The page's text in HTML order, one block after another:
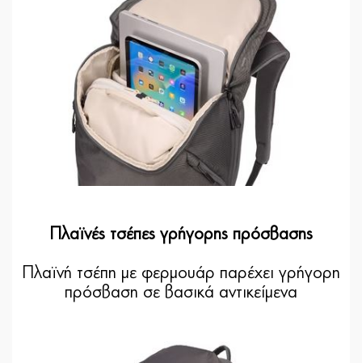
Πλαϊνές τσέπες γρήγορης πρόσβασης
Πλαϊνή τσέπη με φερμουάρ παρέχει γρήγορη
πρόσβαση σε βασικά αντικείμενα